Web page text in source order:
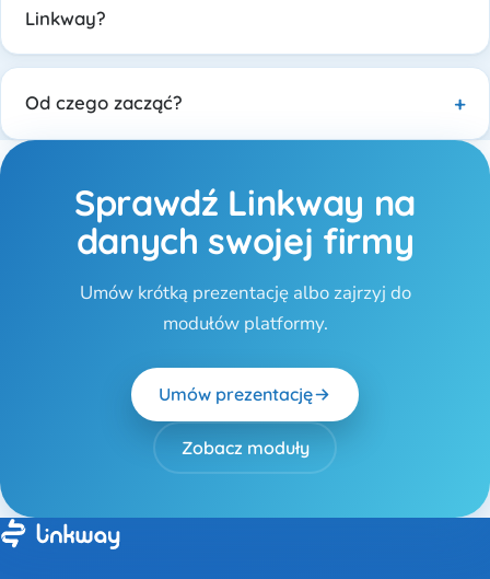
Linkway?
Od czego zacząć?
Sprawdź Linkway na
danych swojej firmy
Umów krótką prezentację albo zajrzyj do
modułów platformy.
Umów prezentację
Zobacz moduły